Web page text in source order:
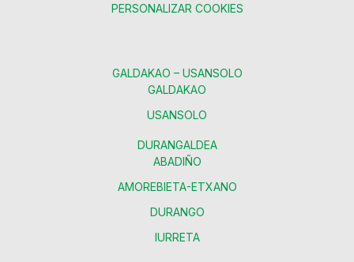
PERSONALIZAR COOKIES
GALDAKAO – USANSOLO
GALDAKAO
USANSOLO
DURANGALDEA
ABADIÑO
AMOREBIETA-ETXANO
DURANGO
IURRETA